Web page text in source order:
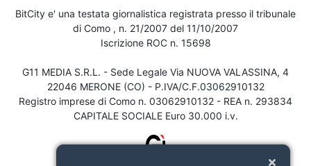
BitCity e' una testata giornalistica registrata presso il tribunale
di Como , n. 21/2007 del 11/10/2007
Iscrizione ROC n. 15698
G11 MEDIA S.R.L. - Sede Legale Via NUOVA VALASSINA, 4
22046 MERONE (CO) - P.IVA/C.F.03062910132
Registro imprese di Como n. 03062910132 - REA n. 293834
CAPITALE SOCIALE Euro 30.000 i.v.